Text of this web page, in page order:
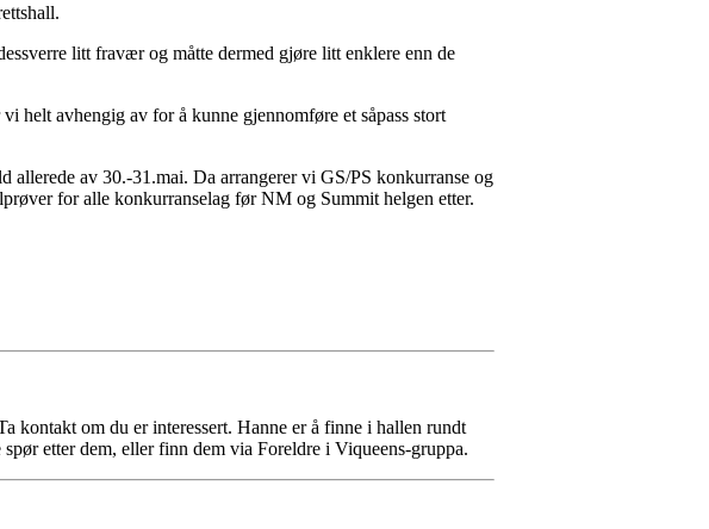
litt fravær og måtte dermed gjøre litt enklere enn de
helt avhengig av for å kunne gjennomføre et såpass stort
av 30.-31.mai. Da arrangerer vi GS/PS konkurranse og
for alle konkurranselag før NM og Summit helgen etter.
kontakt om du er interessert. Hanne er å finne i hallen rundt
etter dem, eller finn dem via Foreldre i Viqueens-gruppa.